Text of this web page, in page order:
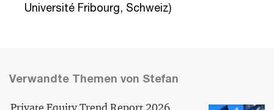
Université Fribourg, Schweiz)
Verwandte Themen von Stefan